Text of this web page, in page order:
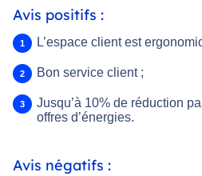
Avis positifs :
L’espace client est
Bon service client ;
Jusqu’à 10% de réduction
offres d’énergies.
Avis négatifs :